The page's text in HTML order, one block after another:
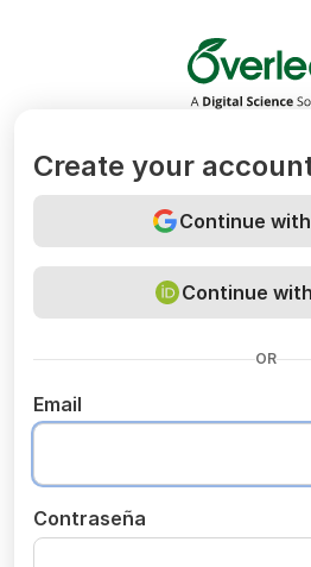
Create your
Continue
Continue
OR
Email
Contraseña